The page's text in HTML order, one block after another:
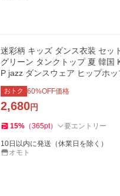
迷彩柄 キッズ ダンス衣装 セッ
グリーン タンクトップ 夏 韓国
P jazz ダンスウェア ヒップホッ
原宿系 かっこいい
おトク 60%OFF価格
2,680円
15% （365pt） 要エントリー
10日以内に発送（休業日を除く）
オモト